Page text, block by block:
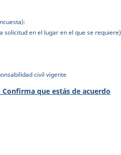
en el lugar en el que se requiere)
civil vigente
que estás de acuerdo